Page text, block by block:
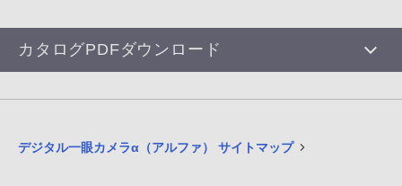
カタログPDFダウンロード
デジタル一眼カメラα（アルファ） サイトマップ